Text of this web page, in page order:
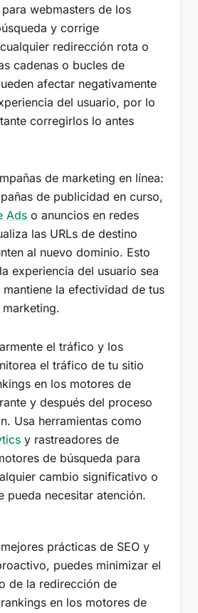
webmasters de los
y corrige
redirección rota o
cadenas o bucles de
afectar negativamente
del usuario, por lo
corregirlos lo antes
de marketing en línea:
de publicidad en curso,
Ads o anuncios en redes
las URLs de destino
al nuevo dominio. Esto
experiencia del usuario sea
la efectividad de tus
el tráfico y los
el tráfico de tu sitio
en los motores de
y después del proceso
Usa herramientas como
y rastreadores de
de búsqueda para
cambio significativo o
pueda necesitar atención.
prácticas de SEO y
puedes minimizar el
de la redirección de
en los motores de